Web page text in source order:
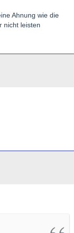
Ahnung wie die
nicht leisten